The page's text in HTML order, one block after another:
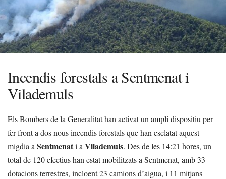
Incendis forestals a Sentmenat i
Vilademuls
Els Bombers de la Generalitat han activat un ampli dispositiu per
fer front a dos nous incendis forestals que han esclatat aquest
migdia a Sentmenati a Vilademuls. Des de les 14:21 hores, un
total de 120 efectius han estat mobilitzats a Sentmenat, amb 33
dotacions terrestres, incloent 23 camions d’aigua, i 11 mitjans